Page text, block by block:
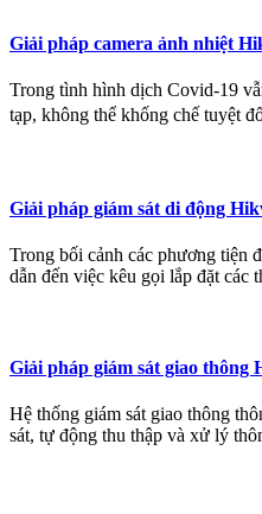
Giải pháp camera ảnh nhiệt
Trong tình hình dịch Covid-19
tạp, không thể khống chế tuyệt
Giải pháp giám sát di động
Trong bối cảnh các phương tiện
dẫn đến việc kêu gọi lắp đặt các
Giải pháp giám sát giao thông
Hệ thống giám sát giao thông
sát, tự động thu thập và xử lý